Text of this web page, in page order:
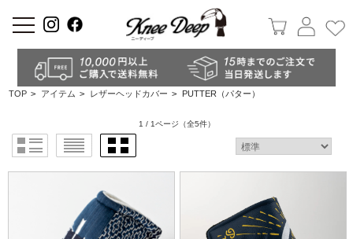
a
TOP > アイテム > レザーヘッドカバー > PUTTER（パター）
1 / 1ページ （全5件）